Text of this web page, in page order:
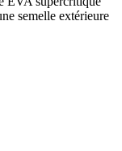
semelle extérieure